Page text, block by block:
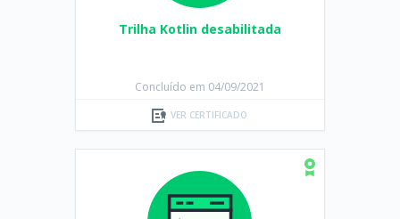
Trilha Kotlin desabilitada
Concluído em 04/09/2021
VER CERTIFICADO